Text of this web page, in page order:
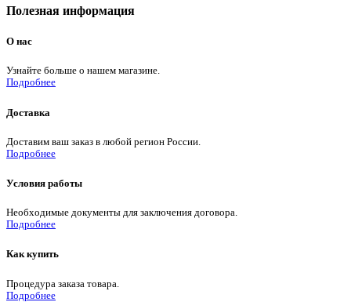
Полезная информация
О нас
Узнайте больше о нашем магазине.
Подробнее
Доставка
Доставим ваш заказ в любой регион России.
Подробнее
Условия работы
Необходимые документы для заключения договора.
Подробнее
Как купить
Процедура заказа товара.
Подробнее